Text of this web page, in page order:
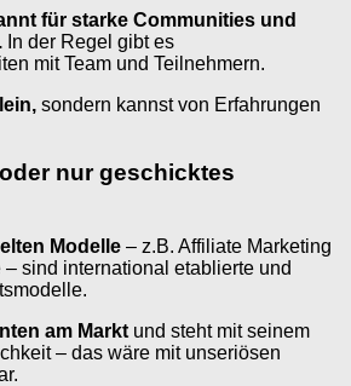
für starke Communities und
In der Regel gibt es
mit Team und Teilnehmern.
sondern kannst von Erfahrungen
nur geschicktes
Modelle – z.B. Affiliate Marketing
sind international etablierte und
am Markt und steht mit seinem
– das wäre mit unseriösen